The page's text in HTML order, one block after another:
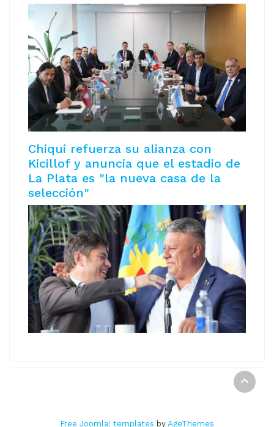
Chiqui refuerza su alianza con
Kicillof y anuncia que el estadio de
La Plata es "la nueva casa de la
selección"
REPORTE DIGITAL Copyright © 2021
Free Joomla! templates by AgeThemes